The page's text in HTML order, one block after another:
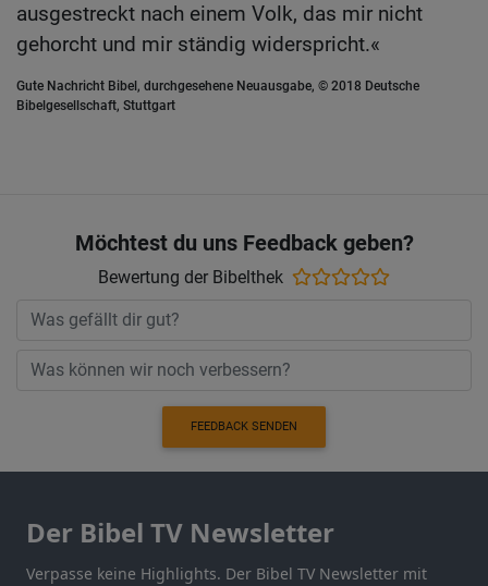
ausgestreckt nach einem Volk, das mir nicht
gehorcht und mir ständig widerspricht.«
Gute Nachricht Bibel, durchgesehene Neuausgabe, © 2018 Deutsche
Bibelgesellschaft, Stuttgart
Möchtest du uns Feedback geben?
Bewertung der Bibelthek
FEEDBACK SENDEN
Der Bibel TV Newsletter
Verpasse keine Highlights. Der Bibel TV Newsletter mit